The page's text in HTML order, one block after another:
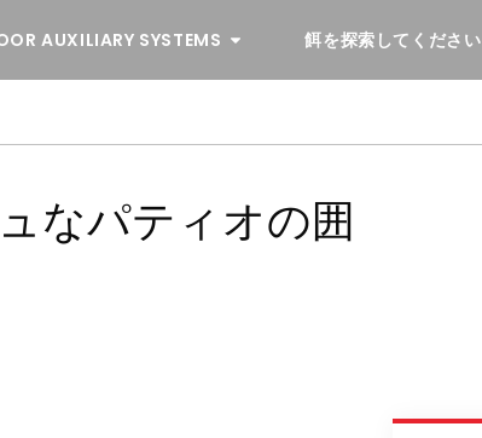
AUXILIARY SYSTEMS 餌を探索してください
なパティオの囲